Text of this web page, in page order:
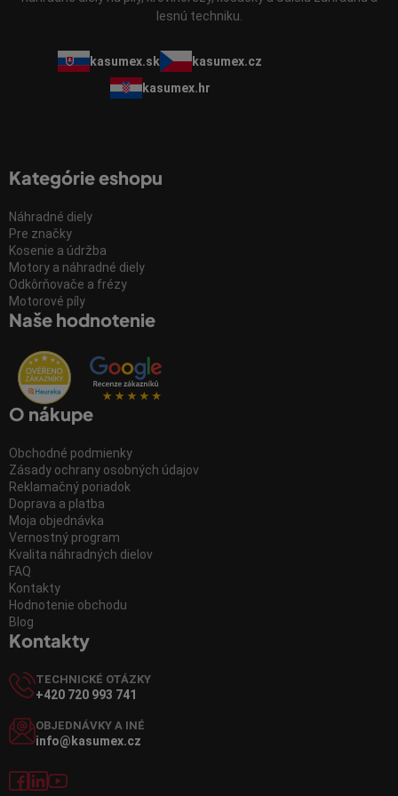
lesnú techniku.
kasumex.sk
kasumex.cz
kasumex.hr
Kategórie eshopu
Náhradné diely
Pre značky
Kosenie a údržba
Motory a náhradné diely
Odkôrňovače a frézy
Motorové píly
Naše hodnotenie
O nákupe
Obchodné podmienky
Zásady ochrany osobných údajov
Reklamačný poriadok
Doprava a platba
Moja objednávka
Vernostný program
Kvalita náhradných dielov
FAQ
Kontakty
Hodnotenie obchodu
Blog
Kontakty
TECHNICKÉ OTÁZKY
+420 720 993 741
OBJEDNÁVKY A INÉ
info@kasumex.cz